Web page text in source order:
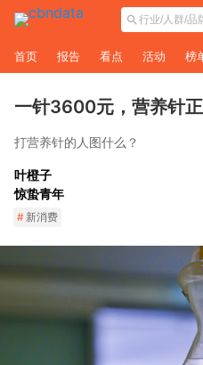
首页 报告 看点 活动 榜
一针3600元，营养针
打营养针的人图什么？
叶橙子
惊蛰青年
# 新消费